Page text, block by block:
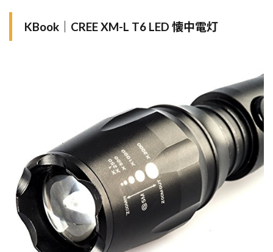
KBook｜CREE XM-L T6 LED 懐中電灯